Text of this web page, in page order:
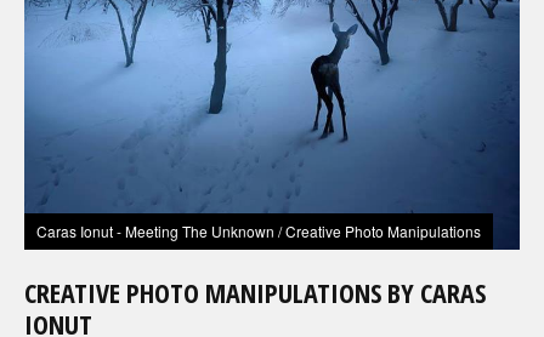
Caras Ionut - Meeting The Unknown / Creative Photo Manipulations
CREATIVE PHOTO MANIPULATIONS BY CARAS
IONUT